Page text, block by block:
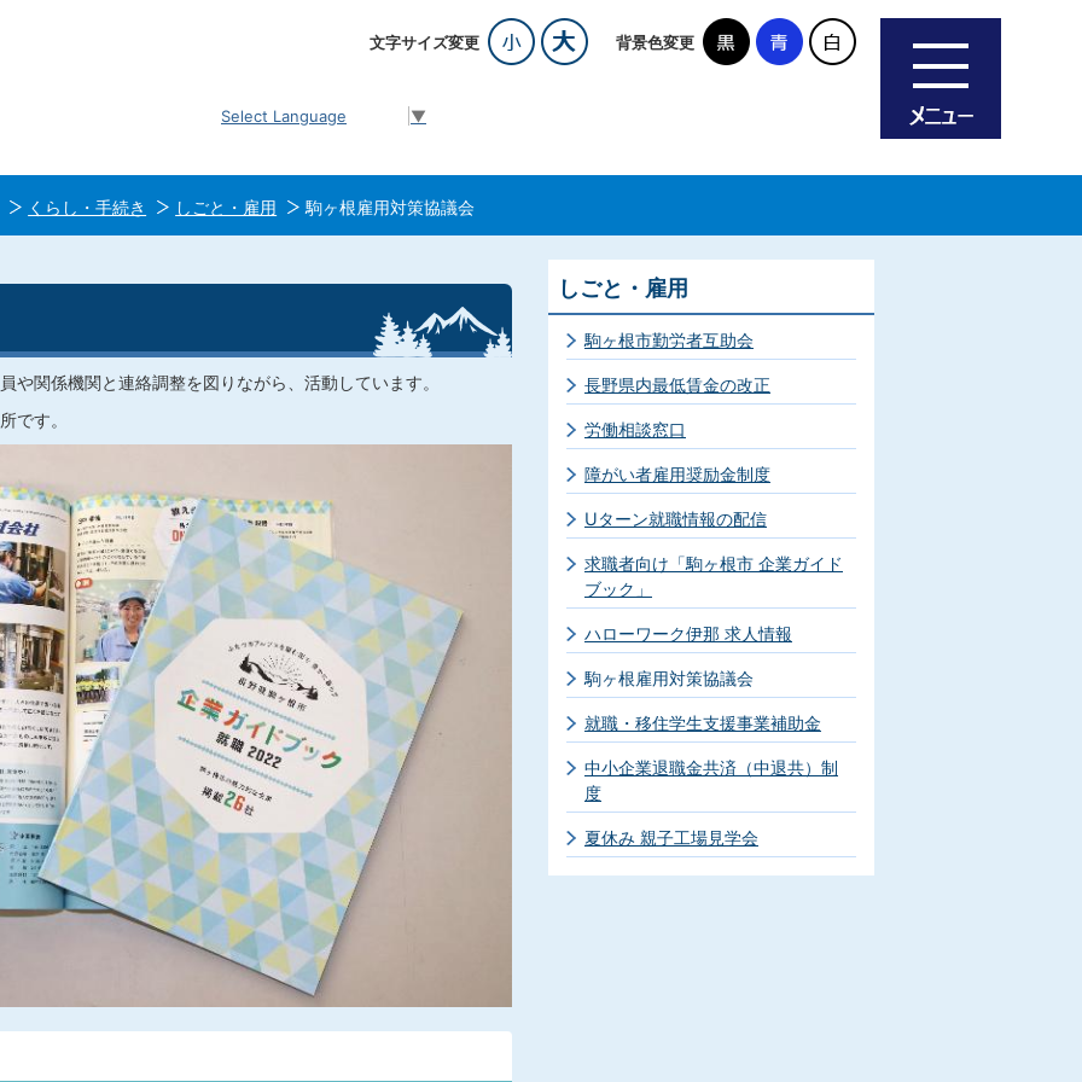
文字サイズ変更 背景色変更
Select Language ▼
くらし・手続き しごと・雇用 駒ヶ根雇用対策協議会
や関係機関と連絡調整を図りながら、活動しています。
です。
しごと・雇用
駒ヶ根市勤労者互助会
長野県内最低賃金の改正
労働相談窓口
障がい者雇用奨励金制度
Uターン就職情報の配信
求職者向け「駒ヶ根市 企業ガイド
ブック」
ハローワーク伊那 求人情報
駒ヶ根雇用対策協議会
就職・移住学生支援事業補助金
中小企業退職金共済（中退共）制
度
夏休み 親子工場見学会